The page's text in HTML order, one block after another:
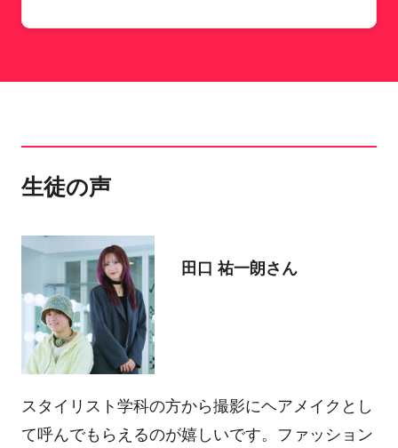
生徒の声
田口 祐一朗さん
スタイリスト学科の方から撮影にヘアメイクとし
て呼んでもらえるのが嬉しいです。ファッション